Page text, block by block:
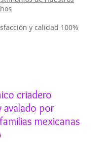
y calidad 100%
criadero
por
mexicanas